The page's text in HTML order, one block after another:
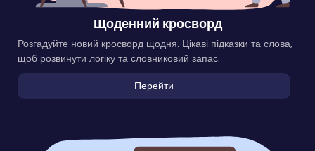
Щоденний кросворд
Розгадуйте новий кросворд щодня. Цікаві підказки та слова,
щоб розвинути логіку та словниковий запас.
Перейти